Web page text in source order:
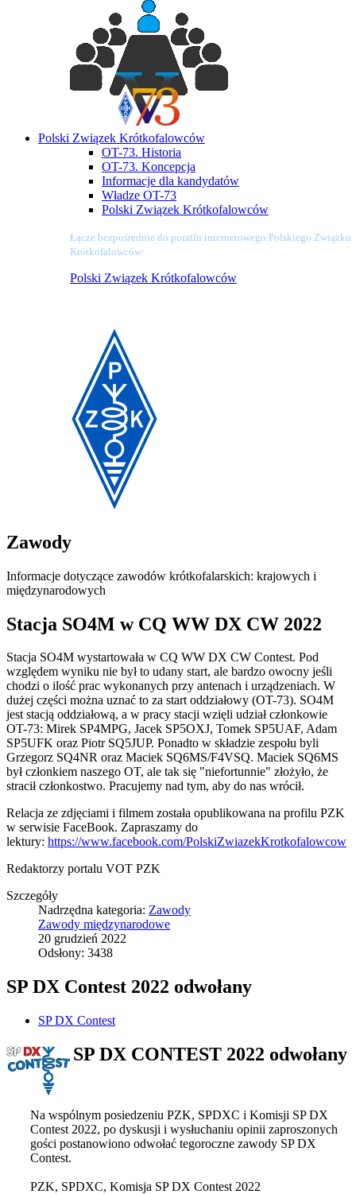
Polski Związek Krótkofalowców
OT-73. Historia
OT-73. Koncepcja
Informacje dla kandydatów
Władze OT-73
Polski Związek Krótkofalowców
Łącze bezpośrednie do poratlu internetowego Polskiego Związku
Krótkofalowców:
Polski Związek Krótkofalowców
Zawody
Informacje dotyczące zawodów krótkofalarskich: krajowych i
międzynarodowych
Stacja SO4M w CQ WW DX CW 2022
Stacja SO4M wystartowała w CQ WW DX CW Contest. Pod
względem wyniku nie był to udany start, ale bardzo owocny jeśli
chodzi o ilość prac wykonanych przy antenach i urządzeniach. W
dużej części można uznać to za start oddziałowy (OT-73). SO4M
jest stacją oddziałową, a w pracy stacji wzięli udział członkowie
OT-73: Mirek SP4MPG, Jacek SP5OXJ, Tomek SP5UAF, Adam
SP5UFK oraz Piotr SQ5JUP. Ponadto w składzie zespołu byli
Grzegorz SQ4NR oraz Maciek SQ6MS/F4VSQ. Maciek SQ6MS
był członkiem naszego OT, ale tak się "niefortunnie" złożyło, że
stracił członkostwo. Pracujemy nad tym, aby do nas wrócił.
Relacja ze zdjęciami i filmem została opublikowana na profilu PZK
w serwisie FaceBook. Zapraszamy do
lektury: https://www.facebook.com/PolskiZwiazekKrotkofalowcow
Redaktorzy portalu VOT PZK
Szczegóły
Nadrzędna kategoria: Zawody
Zawody międzynarodowe
20 grudzień 2022
Odsłony: 3438
SP DX Contest 2022 odwołany
SP DX Contest
SP DX CONTEST 2022 odwołany
Na wspólnym posiedzeniu PZK, SPDXC i Komisji SP DX
Contest 2022, po dyskusji i wysłuchaniu opinii zaproszonych
gości postanowiono odwołać tegoroczne zawody SP DX
Contest.
PZK, SPDXC, Komisja SP DX Contest 2022